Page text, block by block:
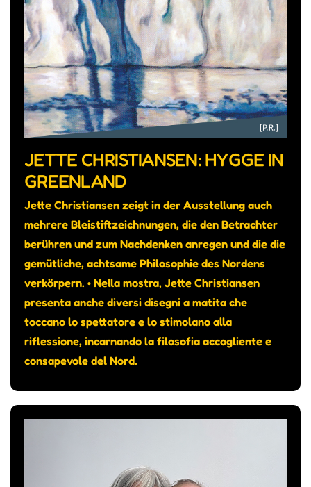
JETTE CHRISTIANSEN: HYGGE IN
GREENLAND
Jette Christiansen zeigt in der Ausstellung auch
mehrere Bleistiftzeichnungen, die den Betrachter
berühren und zum Nachdenken anregen und die die
gemütliche, achtsame Philosophie des Nordens
verkörpern. • Nella mostra, Jette Christiansen
presenta anche diversi disegni a matita che
toccano lo spettatore e lo stimolano alla
riflessione, incarnando la filosofia accogliente e
consapevole del Nord.